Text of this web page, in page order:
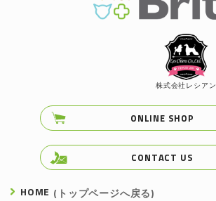
株式会社レシアン
ONLINE SHOP
CONTACT US
HOME (トップページへ戻る)